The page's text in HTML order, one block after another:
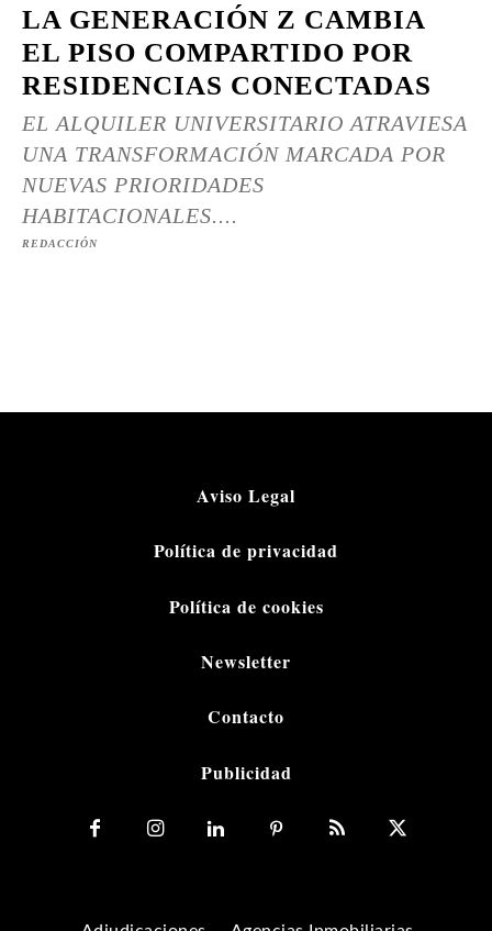
LA GENERACIÓN Z CAMBIA
EL PISO COMPARTIDO POR
RESIDENCIAS CONECTADAS
EL ALQUILER UNIVERSITARIO ATRAVIESA
UNA TRANSFORMACIÓN MARCADA POR
NUEVAS PRIORIDADES
HABITACIONALES....
REDACCIÓN
Aviso Legal
Política de privacidad
Política de cookies
Newsletter
Contacto
Publicidad